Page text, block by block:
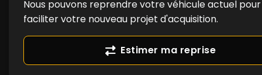
Nous pouvons reprendre votre véhicule actuel pour
faciliter votre nouveau projet d'acquisition.
Estimer ma reprise